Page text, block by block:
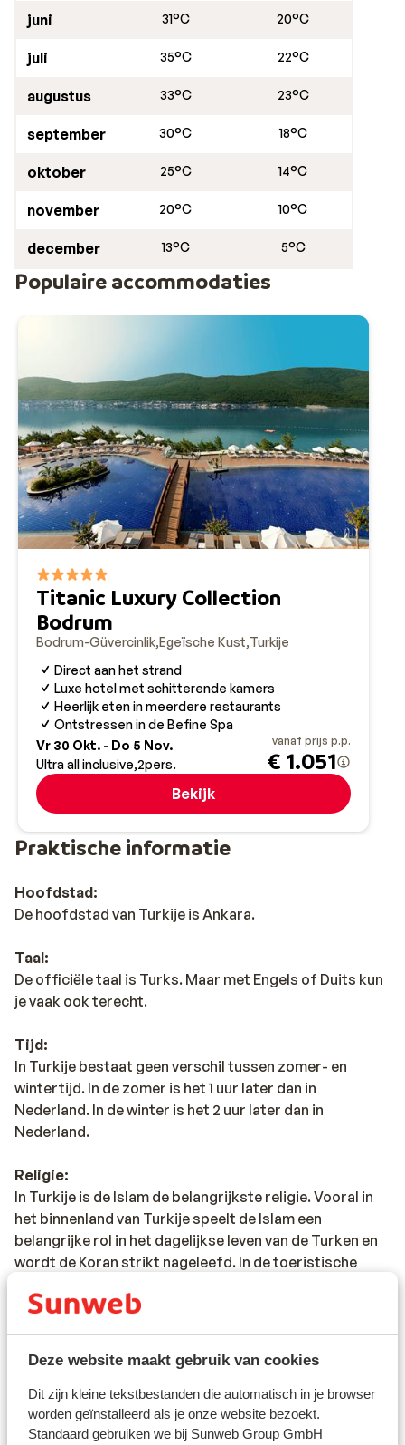
Deze website maakt gebruik van cookies
Dit zijn kleine tekstbestanden die automatisch in je browser
worden geïnstalleerd als je onze website bezoekt.
Standaard gebruiken we bij Sunweb Group GmbH
juni 31°C 20°C
juli 35°C 22°C
augustus 33°C 23°C
september 30°C 18°C
oktober 25°C 14°C
november 20°C 10°C
december 13°C 5°C
Populaire accommodaties
Titanic Luxury Collection
Bodrum
Bodrum-Güvercinlik Egeïsche Kust Turkije
Direct aan het strand
Luxe hotel met schitterende kamers
Heerlijk eten in meerdere restaurants
Ontstressen in de Befine Spa
Vr 30 Okt. - Do 5 Nov.
Ultra all inclusive 2pers.
vanaf prijs p.p.
€ 1.051
Bekijk
Praktische informatie
Hoofdstad:
De hoofdstad van Turkije is Ankara.
Taal:
De officiële taal is Turks. Maar met Engels of Duits kun
je vaak ook terecht.
Tijd:
In Turkije bestaat geen verschil tussen zomer- en
wintertijd. In de zomer is het 1 uur later dan in
Nederland. In de winter is het 2 uur later dan in
Nederland.
Religie:
In Turkije is de Islam de belangrijkste religie. Vooral in
het binnenland van Turkije speelt de Islam een
belangrijke rol in het dagelijkse leven van de Turken en
wordt de Koran strikt nageleefd. In de toeristische
Lira kun je in de badplaatsen ook gewoon met euro's
betalen. Je kunt geld opnemen bij een pinautomaat bij
een bank. Aangezien de koers sterk kan wisselen, raden
wij aan om kleine bedragen op te nemen. Betalen met